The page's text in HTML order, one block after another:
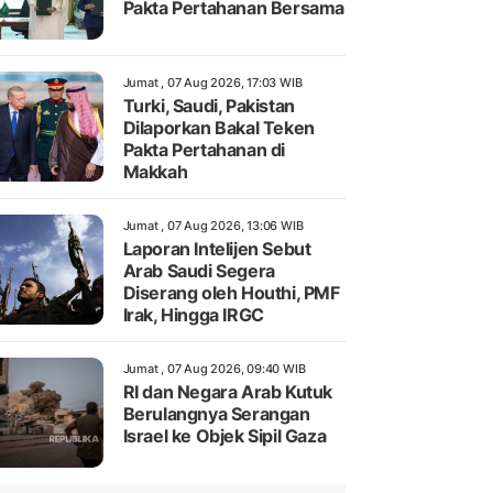
Pakta Pertahanan Bersama
Jumat , 07 Aug 2026, 17:03 WIB
Turki, Saudi, Pakistan
Dilaporkan Bakal Teken
Pakta Pertahanan di
Makkah
Jumat , 07 Aug 2026, 13:06 WIB
Laporan Intelijen Sebut
Arab Saudi Segera
Diserang oleh Houthi, PMF
Irak, Hingga IRGC
Jumat , 07 Aug 2026, 09:40 WIB
RI dan Negara Arab Kutuk
Berulangnya Serangan
Israel ke Objek Sipil Gaza